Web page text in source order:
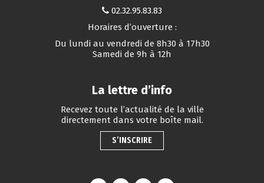
02.32.95.83.83
Horaires d’ouverture :
Du lundi au vendredi de 8h30 à 17h30
Samedi de 9h à 12h
La lettre d’info
Recevez toute l’actualité de la ville
directement dans votre boîte mail.
S’INSCRIRE